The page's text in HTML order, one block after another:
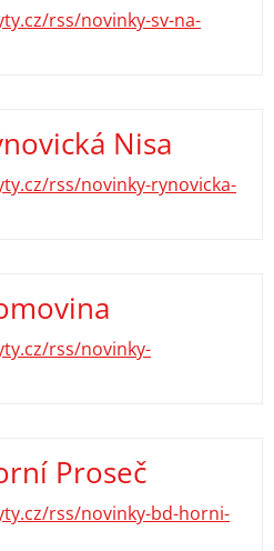
rss/novinky-sv-na-
Nisa
rss/novinky-rynovicka-
rss/novinky-
Proseč
rss/novinky-bd-horni-